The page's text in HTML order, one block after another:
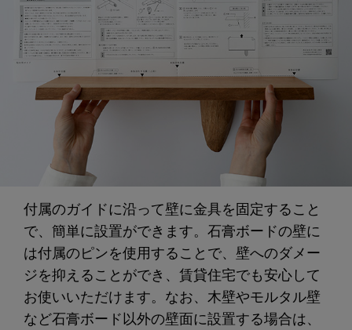
付属のガイドに沿って壁に金具を固定すること
で、簡単に設置ができます。石膏ボードの壁に
は付属のピンを使用することで、壁へのダメー
ジを抑えることができ、賃貸住宅でも安心して
お使いいただけます。なお、木壁やモルタル壁
など石膏ボード以外の壁面に設置する場合は、